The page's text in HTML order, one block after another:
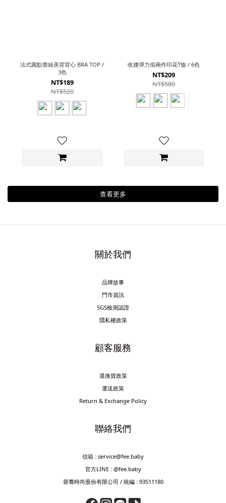
法式圓點蕾絲美背背心 BRA TOP /
3色
NT$189
NT$520
收腰彈力假兩件印花T恤 / 6色
NT$209
NT$580
查看更多
關於我們
品牌故事
門市資訊
SGS檢測認證
隱私權政策
顧客服務
退換貨政策
運送政策
Return & Exchange Policy
聯絡我們
信箱 : service@fee.baby
官方LINE : @fee.baby
蓉蕎時尚股份有限公司 / 統編 : 93511180